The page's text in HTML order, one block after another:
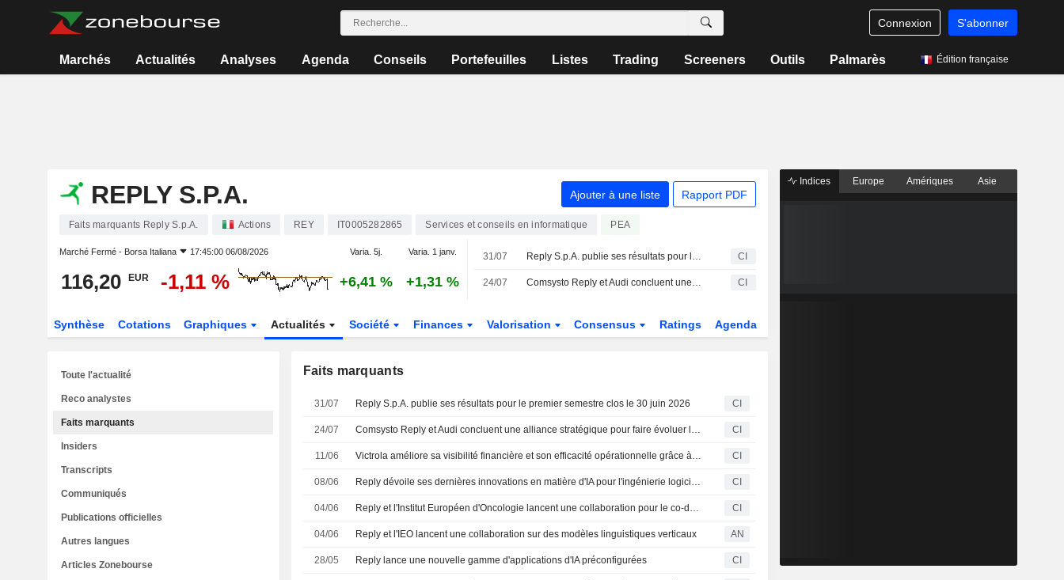
Connexion S'abonner
Marchés Actualités Analyses Agenda Conseils Portefeuilles Listes Trading Screeners Outils Palmarès Édition française
REPLY S.P.A. Ajouter à une liste Rapport PDF
Faits marquants Reply S.p.A. Actions REY IT0005282865 Services et conseils en informatique PEA
Marché Fermé - Borsa Italiana 17:45:00 06/08/2026 Varia. 5j. Varia. 1 janv.
116,20 EUR -1,11 % +6,41 % +1,31 %
31/07 Reply S.p.A. publie ses résultats pour le premier semestre clos le 30 juin 2026 CI
24/07 Comsysto Reply et Audi concluent une alliance stratégique pour faire évoluer la plateforme de véhicules d'occasion B2B grâce à un système multi-agents basé sur l'IA CI
Synthèse Cotations Graphiques Actualités Société Finances Valorisation Consensus Ratings Agenda
Faits marquants
31/07 Reply S.p.A. publie ses résultats pour le premier semestre clos le 30 juin 2026 CI
24/07 Comsysto Reply et Audi concluent une alliance stratégique pour faire évoluer la plateforme de véhicules d'occasion B2B grâce à un système multi-agents basé sur l'IA CI
11/06 Victrola améliore sa visibilité financière et son efficacité opérationnelle grâce à l'ERP Cloud de SAP déployé par Syskoplan Reply CI
08/06 Reply dévoile ses dernières innovations en matière d'IA pour l'ingénierie logicielle, les expériences augmentées, la data et l'IA industrielle à VivaTech 2026 CI
04/06 Reply et l'Institut Européen d'Oncologie lancent une collaboration pour le co-développement et l'entraînement de modèles de langage de pointe dédiés à l'oncologie CI
04/06 Reply et l'IEO lancent une collaboration sur des modèles linguistiques verticaux AN
28/05 Reply lance une nouvelle gamme d'applications d'IA préconfigurées CI
Toute l'actualité
Reco analystes
Faits marquants
Insiders
Transcripts
Communiqués
Publications officielles
Autres langues
Articles Zonebourse
Indices Europe Amériques Asie